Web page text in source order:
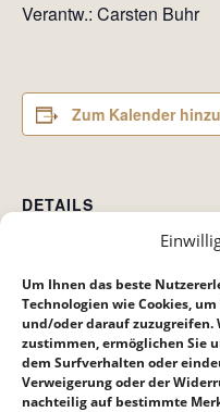
Um Ihnen das beste
Technologien wie Cookies,
und/oder darauf zuzugreifen.
zustimmen, ermöglichen Sie
dem Surfverhalten oder
Verweigerung oder der
nachteilig auf bestimmte
Verantw.: Carsten Buhr
Zum Kalender
DETAILS
Zeit:
10:30 bis 12:00
Just men Stammtisch